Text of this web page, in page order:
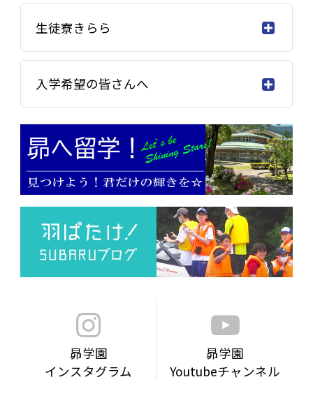
生徒寮きらら
入学希望の皆さんへ
昴学園
インスタグラム
昴学園
Youtubeチャンネル